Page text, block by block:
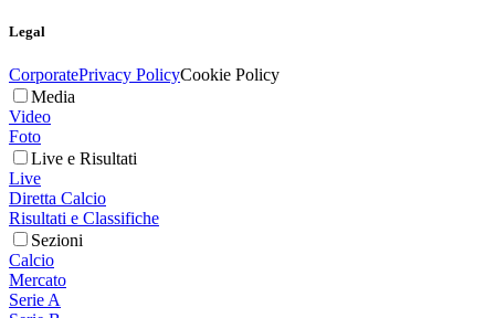
Legal
CorporatePrivacy PolicyCookie Policy
Media
Video
Foto
Live e Risultati
Live
Diretta Calcio
Risultati e Classifiche
Sezioni
Calcio
Mercato
Serie A